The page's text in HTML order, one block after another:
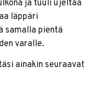
ja tuuli ujeltaa
läppäri
samalla pientä
varalle.
ainakin seuraavat